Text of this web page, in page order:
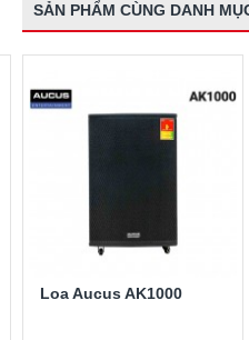
SẢN PHẨM CÙNG DANH
Loa Aucus AK1000